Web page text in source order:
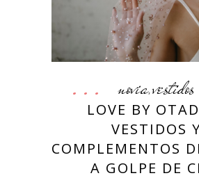
novia,vestidos
LOVE BY
VESTIDOS
COMPLEMENTOS
A GOLPE DE